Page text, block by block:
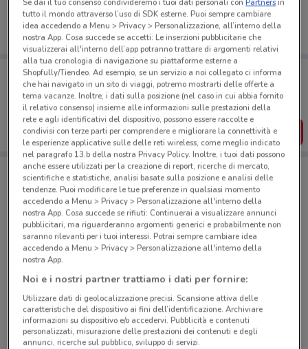
Porta DoveConviene sempre con te!
Puoi trovare le migliori offerte dei negozi vicino a te,
salvarle e creare la tua lista del risparmio, comodamente
dal tuo cellulare.
SCARICA L’APP
Negozi Coop a Ciampino
© MapTiler© OpenStreetMap contributors
Corso Vittorio Colonna, 78 Marino
6.4 km
Se dai il tuo consenso condivideremo i tuoi dati personali conPartnersin
tutto il mondo attraverso l’uso di SDK esterne. Puoi sempre cambiare
idea accedendo a Menu > Privacy > Personalizzazione, all’interno della
nostra App. Cosa succede se accetti: Le inserzioni pubblicitarie che
visualizzerai all'interno dell’app potranno trattare di argomenti relativi
alla tua cronologia di navigazione su piattaforme esterne a
Shopfully/Tiendeo. Ad esempio, se un servizio a noi collegato ci informa
che hai navigato in un sito di viaggi, potremo mostrarti delle offerte a
tema vacanze. Inoltre, i dati sulla posizione (nel caso in cui abbia fornito
il relativo consenso) insieme alle informazioni sulle prestazioni della
rete e agli identificativi del dispositivo, possono essere raccolte e
condivisi con terze parti per comprendere e migliorare la connettività e
le esperienze applicative sulle delle reti wireless, come meglio indicato
nel paragrafo 13.b della nostra Privacy Policy. Inoltre, i tuoi dati possono
anche essere utilizzati per la creazione di report, ricerche di mercato,
scientifiche e statistiche, analisi basate sulla posizione e analisi delle
tendenze. Puoi modificare le tue preferenze in qualsiasi momento
accedendo a Menu > Privacy > Personalizzazione all'interno della
nostra App. Cosa succede se rifiuti: Continuerai a visualizzare annunci
pubblicitari, ma riguarderanno argomenti generici e probabilmente non
saranno rilevanti per i tuoi interessi. Potrai sempre cambiare idea
accedendo a Menu > Privacy > Personalizzazione all'interno della
nostra App.
Noi e i nostri partner trattiamo i dati per fornire:
Utilizzare dati di geolocalizzazione precisi. Scansione attiva delle
caratteristiche del dispositivo ai fini dell’identificazione. Archiviare
informazioni su dispositivo e/o accedervi. Pubblicità e contenuti
personalizzati, misurazione delle prestazioni dei contenuti e degli
annunci, ricerche sul pubblico, sviluppo di servizi.